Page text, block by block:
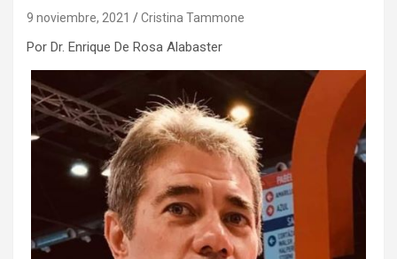
9 noviembre, 2021 Cristina Tammone
Por Dr. Enrique De Rosa Alabaster